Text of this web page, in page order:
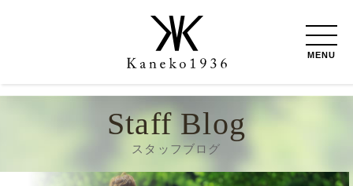
MENU
Staff Blog
スタッフブログ